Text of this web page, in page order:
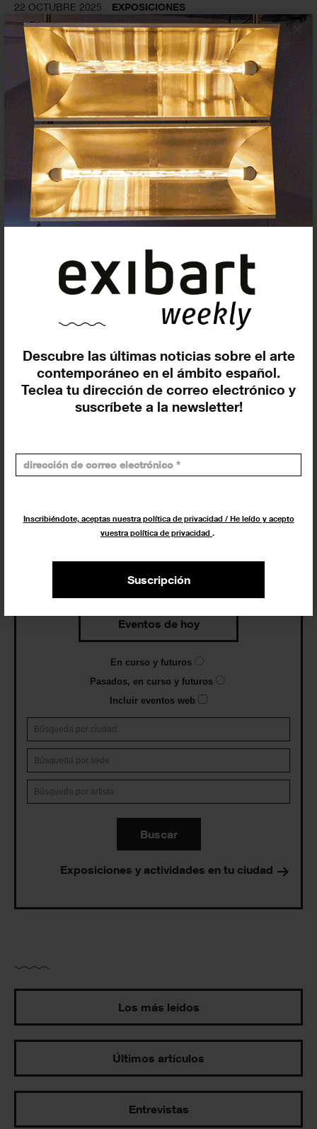
Descubre las últimas noticias sobre el arte
contemporáneo en el ámbito español.
Teclea tu dirección de correo electrónico y
suscríbete a la newsletter!
Inscribiéndote, aceptas nuestra política de privacidad / He leído y acepto
vuestra política de privacidad .
Suscripción
×
22 OCTUBRE 2025 EXPOSICIONES
Suscríbete a la newsletter
Insertar exposición o evento
Agenda
Exposiciones, inauguraciones,
¡Te ayudamos a encontrar el
evento que buscas !
Exposiciones y eventos
Eventos de hoy
En curso y futuros
Pasados, en curso y futuros
Incluir eventos web
Buscar
Exposiciones y actividades en tu ciudad
Los más leídos
Últimos artículos
Entrevistas